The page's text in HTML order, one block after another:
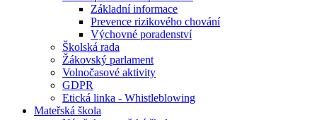
Základní informace
Prevence rizikového chování
Výchovné poradenství
Školská rada
Žákovský parlament
Volnočasové aktivity
GDPR
Etická linka - Whistleblowing
Mateřská škola